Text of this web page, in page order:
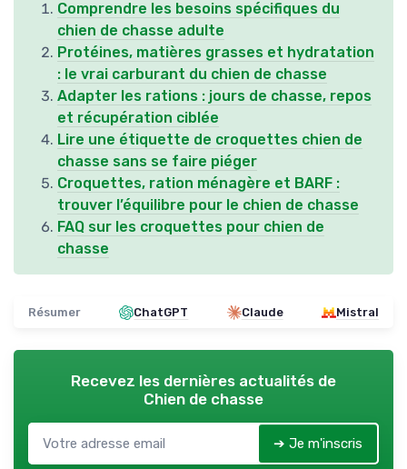
Comprendre les besoins spécifiques du
chien de chasse adulte
Protéines, matières grasses et hydratation
: le vrai carburant du chien de chasse
Adapter les rations : jours de chasse, repos
et récupération ciblée
Lire une étiquette de croquettes chien de
chasse sans se faire piéger
Croquettes, ration ménagère et BARF :
trouver l’équilibre pour le chien de chasse
FAQ sur les croquettes pour chien de
chasse
Résumer ChatGPT Claude Mistral
Recevez les dernières actualités de
Chien de chasse
➔ Je m'inscris